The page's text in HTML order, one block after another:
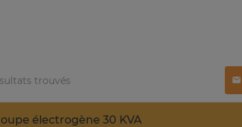
trouvés
électrogène 30 KVA